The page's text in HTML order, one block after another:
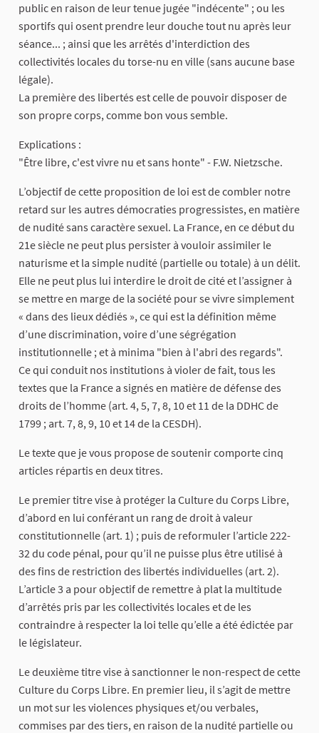
public en raison de leur tenue jugée "indécente" ; ou les
sportifs qui osent prendre leur douche tout nu après leur
séance... ; ainsi que les arrêtés d'interdiction des
collectivités locales du torse-nu en ville (sans aucune base
légale).
La première des libertés est celle de pouvoir disposer de
son propre corps, comme bon vous semble.
Explications :
"Être libre, c'est vivre nu et sans honte" - F.W. Nietzsche.
L’objectif de cette proposition de loi est de combler notre
retard sur les autres démocraties progressistes, en matière
de nudité sans caractère sexuel. La France, en ce début du
21e siècle ne peut plus persister à vouloir assimiler le
naturisme et la simple nudité (partielle ou totale) à un délit.
Elle ne peut plus lui interdire le droit de cité et l’assigner à
se mettre en marge de la société pour se vivre simplement
« dans des lieux dédiés », ce qui est la définition même
d’une discrimination, voire d’une ségrégation
institutionnelle ; et à minima "bien à l'abri des regards".
Ce qui conduit nos institutions à violer de fait, tous les
textes que la France a signés en matière de défense des
droits de l’homme (art. 4, 5, 7, 8, 10 et 11 de la DDHC de
1799 ; art. 7, 8, 9, 10 et 14 de la CESDH).
Le texte que je vous propose de soutenir comporte cinq
articles répartis en deux titres.
Le premier titre vise à protéger la Culture du Corps Libre,
d’abord en lui conférant un rang de droit à valeur
constitutionnelle (art. 1) ; puis de reformuler l’article 222-
32 du code pénal, pour qu’il ne puisse plus être utilisé à
des fins de restriction des libertés individuelles (art. 2).
L’article 3 a pour objectif de remettre à plat la multitude
d’arrêtés pris par les collectivités locales et de les
contraindre à respecter la loi telle qu’elle a été édictée par
le législateur.
Le deuxième titre vise à sanctionner le non-respect de cette
Culture du Corps Libre. En premier lieu, il s’agit de mettre
un mot sur les violences physiques et/ou verbales,
commises par des tiers, en raison de la nudité partielle ou